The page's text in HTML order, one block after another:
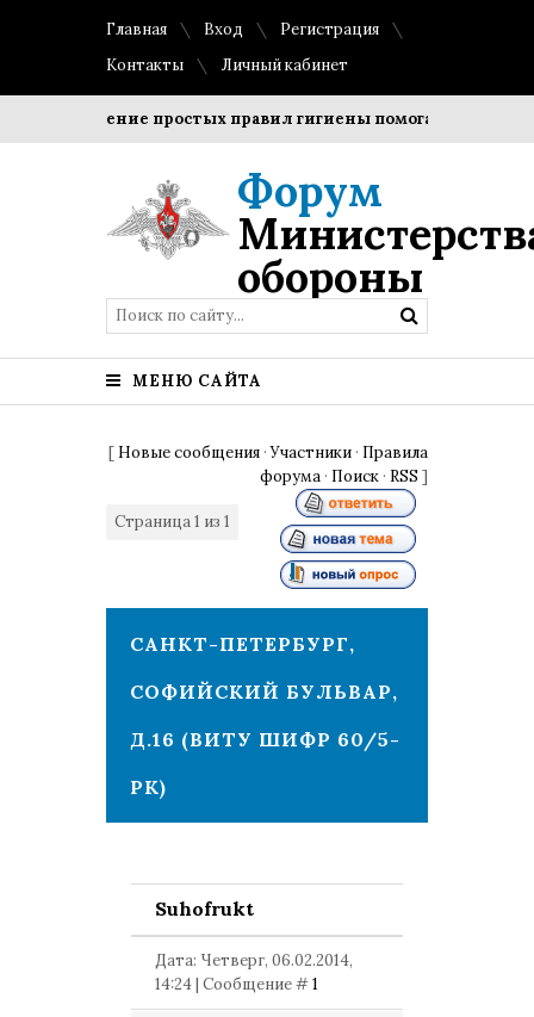
Главная Вход
Регистрация
Контакты
Личный кабинет
Соблюдение простых правил гигиены помогает
Форум
обороны
МЕНЮ САЙТА
[ Новые сообщения ·Участники · Правила
форума · Поиск · RSS ]
Страница1 из 1
САНКТ-ПЕТЕРБУРГ,
СОФИЙСКИЙ БУЛЬВАР,
Д.16 (ВИТУ ШИФР 60/5-
РК)
Suhofrukt
Дата: Четверг, 06.02.2014,
14:24 | Сообщение #1